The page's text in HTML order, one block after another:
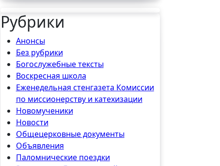
Рубрики
Анонсы
Без рубрики
Богослужебные тексты
Воскресная школа
Еженедельная стенгазета Комиссии
по миссионерству и катехизации
Новомученики
Новости
Общецерковные документы
Объявления
Паломнические поездки